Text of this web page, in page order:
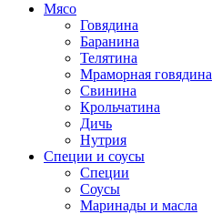
Мясо
Говядина
Баранина
Телятина
Мраморная говядина
Свинина
Крольчатина
Дичь
Нутрия
Специи и соусы
Специи
Соусы
Маринады и масла